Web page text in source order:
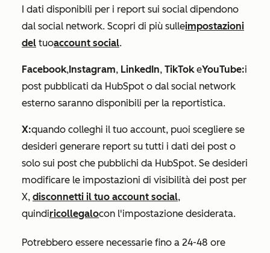
I dati disponibili per i report sui social dipendono
dal social network. Scopri di più sulleimpostazioni
del tuoaccount social.
Facebook,Instagram, LinkedIn, TikTokeYouTube:i
post pubblicati da HubSpot o dal social network
esterno saranno disponibili per la reportistica.
X:quando colleghi il tuo account, puoi scegliere se
desideri generare report su tutti i dati dei post o
solo sui post che pubblichi da HubSpot. Se desideri
modificare le impostazioni di visibilità dei post per
X, disconnetti il tuo account social,
quindiricollegalocon l'impostazione desiderata.
Potrebbero essere necessarie fino a 24-48 ore